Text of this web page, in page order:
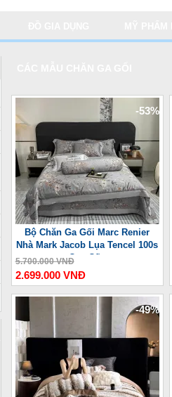
-53%
Bộ Chăn Ga Gối Marc Renier
Nhà Mark Jacob Lụa Tencel 100s
Cao Cấp
5.700.000 VNĐ
2.699.000 VNĐ
-49%